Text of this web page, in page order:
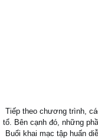
Tiếp theo chương trình,
tổ. Bên cạnh đó, những
Buổi khai mạc tập huấn